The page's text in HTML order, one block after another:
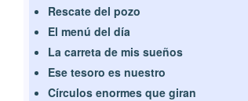
Rescate del pozo
El menú del día
La carreta de mis sueños
Ese tesoro es nuestro
Círculos enormes que giran